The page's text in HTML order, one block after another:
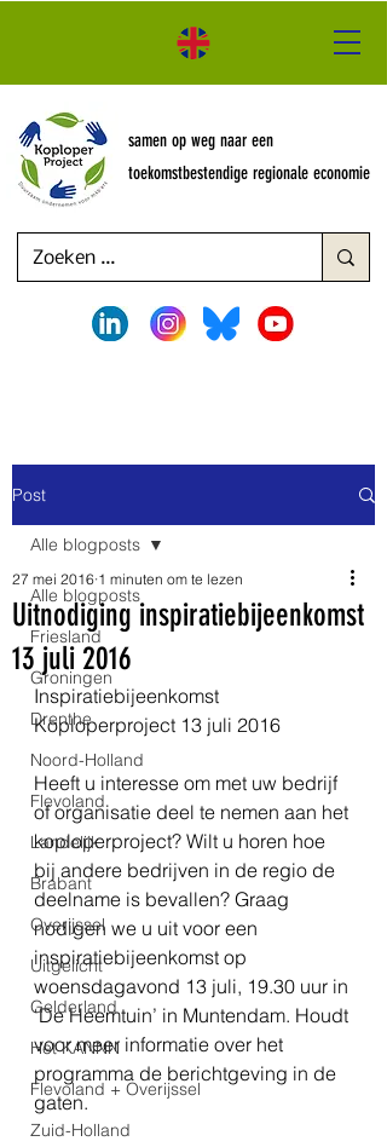
samen op weg naar een
toekomstbestendige regionale economie
Post
Alle blogposts
Friesland
Groningen
Drenthe
Noord-Holland
Flevoland
Landelijk
Brabant
Overijssel
Uitgelicht
Gelderland
Het KANNN
Flevoland + Overijssel
Zuid-Holland
Alle blogposts
Uitnodiging inspiratiebijeenkomst
13 juli 2016
27 mei 2016 1 minuten om te lezen
Inspiratiebijeenkomst
Koploperproject 13 juli 2016
Heeft u interesse om met uw bedrijf
of organisatie deel te nemen aan het
koploperproject? Wilt u horen hoe
bij andere bedrijven in de regio de
deelname is bevallen? Graag
nodigen we u uit voor een
inspiratiebijeenkomst op
woensdagavond 13 juli, 19.30 uur in
‘De Heemtuin’ in Muntendam. Houdt
voor meer informatie over het
programma de berichtgeving in de
gaten.